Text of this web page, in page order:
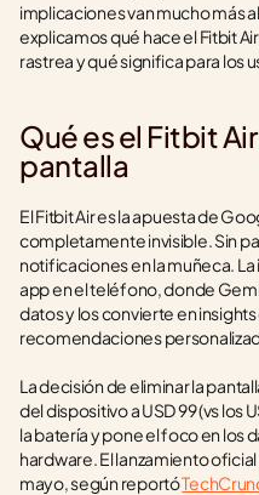
implicaciones van mucho más
explicamos qué hace el Fitbit
rastrea y qué significa para los
Qué es el Fitbit
pantalla
El Fitbit Air es la apuesta de
completamente invisible. Sin
notificaciones en la muñeca.
app en el teléfono, donde
datos y los convierte en
recomendaciones
La decisión de eliminar la
del dispositivo a USD 99 (vs los
la batería y pone el foco en los
hardware. El lanzamiento
mayo, según reportó